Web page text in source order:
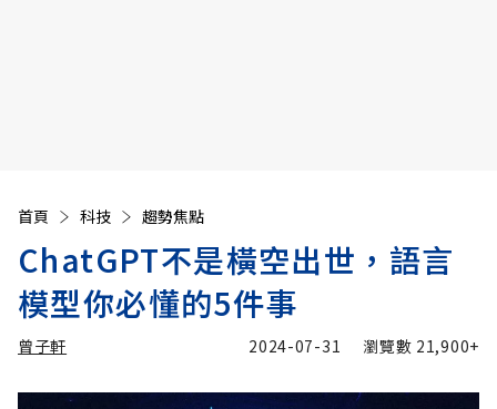
首頁 科技 趨勢焦點
ChatGPT不是橫空出世，語言
模型你必懂的5件事
曾子軒 2024-07-31 瀏覽數 21,900+